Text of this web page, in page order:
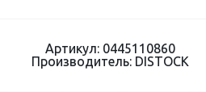
Артикул: 0445110860
Производитель: DISTOCK